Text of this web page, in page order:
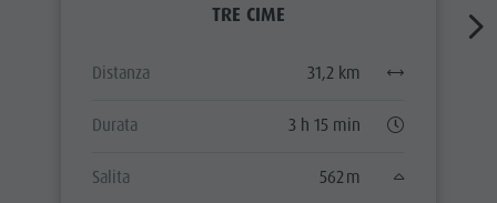
TRE CIME
Distanza 31,2 km
Durata 3 h 15 min
Salita 562 m